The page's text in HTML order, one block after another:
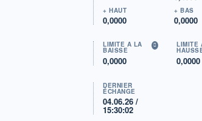
+ HAUT
0,0000
+ BAS
0,0000
LIMITE À LA
BAISSE
0,0000
LIMITE
0,0000
DERNIER
ÉCHANGE
04.06.26 /
15:30:02